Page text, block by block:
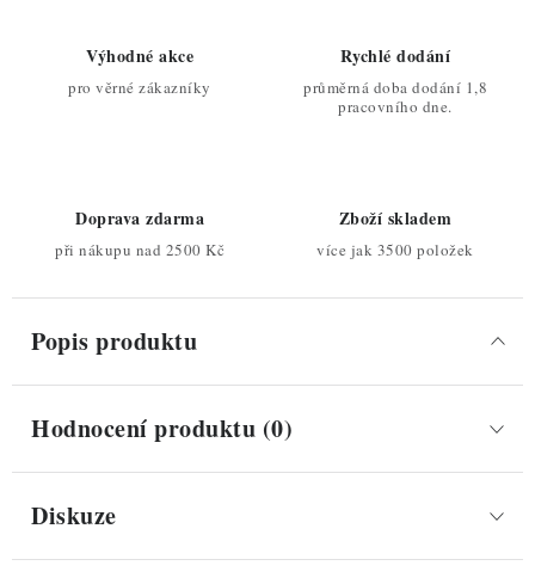
Výhodné akce
pro věrné zákazníky
Rychlé dodání
průměrná doba dodání 1,8
pracovního dne.
Doprava zdarma
při nákupu nad 2500 Kč
Zboží skladem
více jak 3500 položek
Popis produktu
Hodnocení produktu (0)
Diskuze